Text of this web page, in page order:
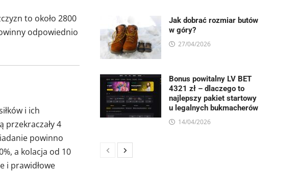
to około 2800
odpowiednio
i ich
przekraczały 4
powinno
a kolacja od 10
i prawidłowe
Jak dobrać rozmiar butów
w góry?
27/04/2026
Bonus powitalny LV BET
4321 zł – dlaczego to
najlepszy pakiet startowy
u legalnych bukmacherów
14/04/2026